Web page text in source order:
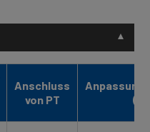
Anschluss
von PT
(L/